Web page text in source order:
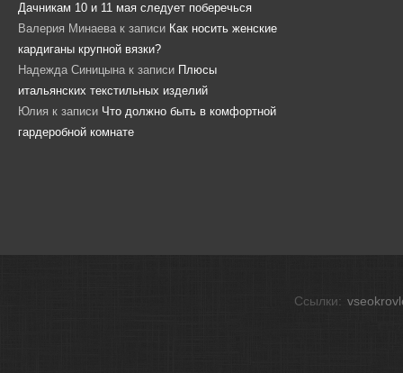
Дачникам 10 и 11 мая следует поберечься
Валерия Минаева к записи Как носить женские
кардиганы крупной вязки?
Надежда Синицына к записи Плюсы
итальянских текстильных изделий
Юлия к записи Что должно быть в комфортной
гардеробной комнате
Ссылки: